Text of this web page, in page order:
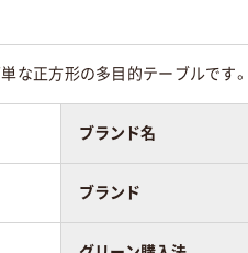
な正方形の多目的テーブルです。
ブランド名
ブランド